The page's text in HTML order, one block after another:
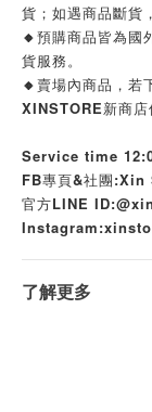
貨；如遇商品斷貨
🔸預購商品皆為國
貨服務。
🔸賣場內商品，若
XINSTORE新商店
Service time
FB專頁&社團:Xin
官方LINE
了解更多